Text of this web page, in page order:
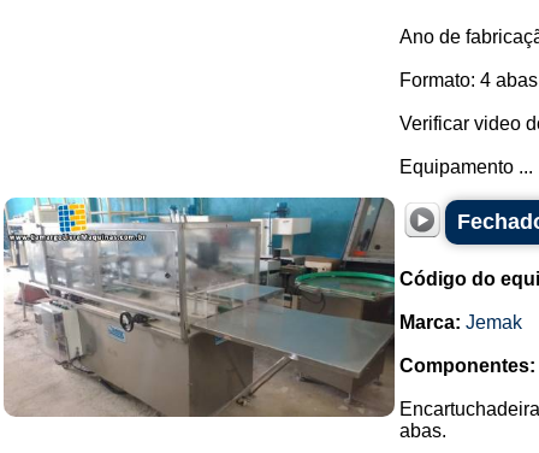
Ano de
Formato: 4
Verificar video
Equipamento ...
Código do
Marca: Jemak
Componentes:
abas.